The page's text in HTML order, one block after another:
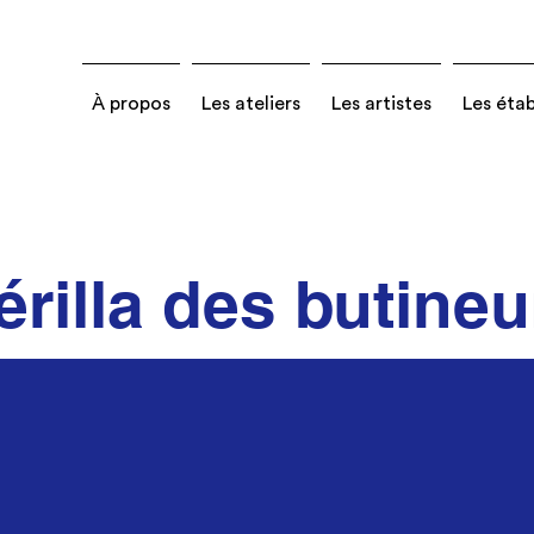
À propos Les ateliers Les artistes Les
des